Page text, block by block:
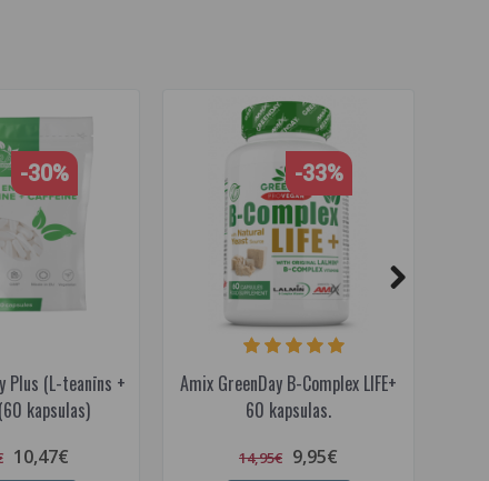
-30%
Plus (L-teanīns +
kapsulas)
10,47€
-33%
Amix GreenDay B-Complex LIFE+
60 kapsulas.
14,95€ 9,95€